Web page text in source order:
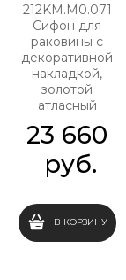
212KM.M0.071
Сифон для
раковины с
декоративной
накладкой,
золотой
атласный
23 660
руб.
В КОРЗИНУ